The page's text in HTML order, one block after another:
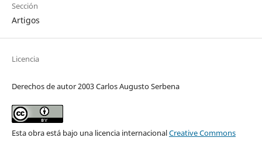
Sección
Artigos
Licencia
Derechos de autor 2003 Carlos Augusto Serbena
Esta obra está bajo una licencia internacionalCreative Commons